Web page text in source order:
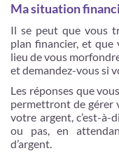
Ma situation
Il se peut que vous
plan financier, et que
lieu de vous
et demandez-vous si
Les réponses que
permettront de gérer
votre argent, c’est-à-
ou pas, en
d’argent.